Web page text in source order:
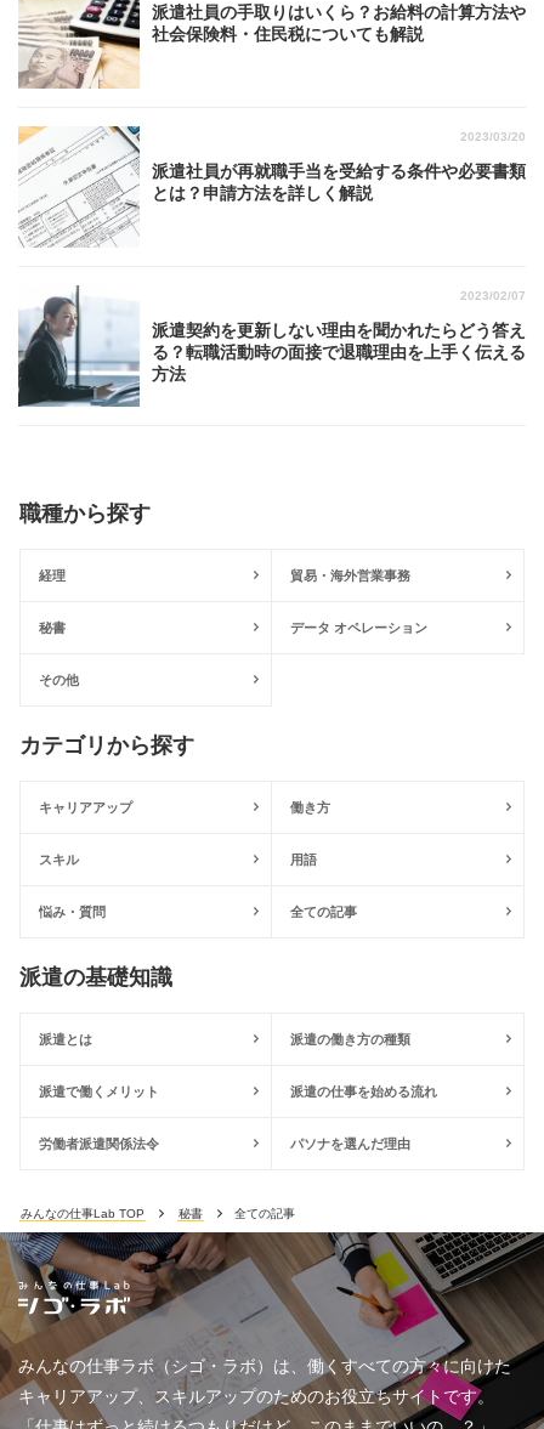
派遣社員の手取りはいくら？お給料の計算方法や
社会保険料・住民税についても解説
2023/03/20
派遣社員が再就職手当を受給する条件や必要書類
とは？申請方法を詳しく解説
2023/02/07
派遣契約を更新しない理由を聞かれたらどう答え
る？転職活動時の面接で退職理由を上手く伝える
方法
職種から探す
経理 貿易・海外営業事務
秘書 データ オペレーション
その他
カテゴリから探す
キャリアアップ 働き方
スキル 用語
悩み・質問 全ての記事
派遣の基礎知識
派遣とは 派遣の働き方の種類
派遣で働くメリット 派遣の仕事を始める流れ
労働者派遣関係法令 パソナを選んだ理由
みんなの仕事Lab TOP 秘書 全ての記事
みんなの仕事ラボ（シゴ・ラボ）は、働くすべての方々に向けた
キャリアアップ、スキルアップのためのお役立ちサイトです。